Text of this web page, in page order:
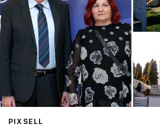
PIXSELL